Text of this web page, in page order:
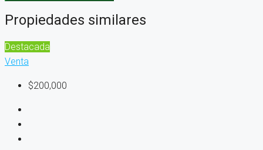
Propiedades similares
Destacada
Venta
$200,000